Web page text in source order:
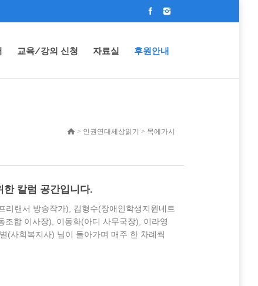
교육/강의 신청 자료실 후원안내
> 인권연대세상읽기 > 목에가시
한 칼럼 공간입니다.
리랜서 방송작가), 김형수(장애인학생지원네트
조합 이사장), 이동화(아디 사무국장), 이라영
(사회복지사) 님이 돌아가며 매주 한 차례씩